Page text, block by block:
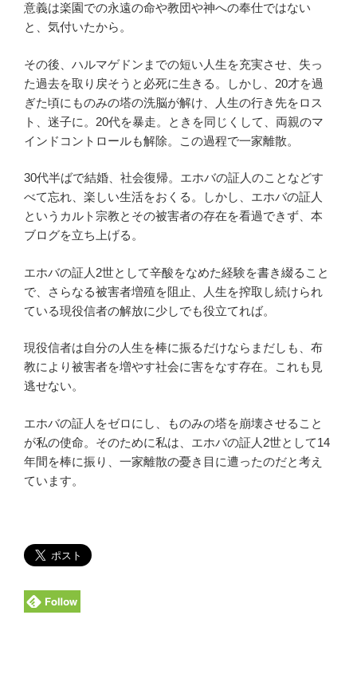
意義は楽園での永遠の命や教団や神への奉仕ではない
と、気付いたから。
その後、ハルマゲドンまでの短い人生を充実させ、失っ
た過去を取り戻そうと必死に生きる。しかし、20才を過
ぎた頃にものみの塔の洗脳が解け、人生の行き先をロス
ト、迷子に。20代を暴走。ときを同じくして、両親のマ
インドコントロールも解除。この過程で一家離散。
30代半ばで結婚、社会復帰。エホバの証人のことなどす
べて忘れ、楽しい生活をおくる。しかし、エホバの証人
というカルト宗教とその被害者の存在を看過できず、本
ブログを立ち上げる。
エホバの証人2世として辛酸をなめた経験を書き綴ること
で、さらなる被害者増殖を阻止、人生を搾取し続けられ
ている現役信者の解放に少しでも役立てれば。
現役信者は自分の人生を棒に振るだけならまだしも、布
教により被害者を増やす社会に害をなす存在。これも見
逃せない。
エホバの証人をゼロにし、ものみの塔を崩壊させること
が私の使命。そのために私は、エホバの証人2世として14
年間を棒に振り、一家離散の憂き目に遭ったのだと考え
ています。